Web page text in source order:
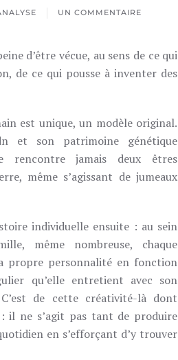
UN COMMENTAIRE
SUR
d’être vécue, au sens de ce qui
de ce qui pousse à inventer des
est unique, un modèle original.
et son patrimoine génétique
rencontre jamais deux êtres
même s’agissant de jumeaux
individuelle ensuite : au sein
même nombreuse, chaque
propre personnalité en fonction
qu’elle entretient avec son
de cette créativité-là dont
il ne s’agit pas tant de produire
en s’efforçant d’y trouver